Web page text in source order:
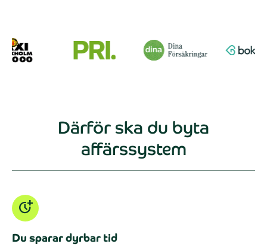
Därför ska du byta
affärssystem
more_time
Du sparar dyrbar tid
Skicka